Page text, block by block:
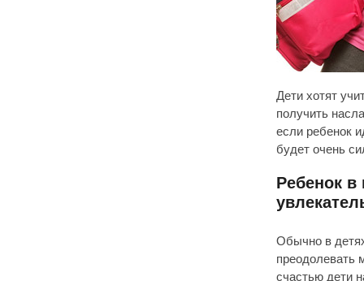
Дети хотят
получить
если ребенок
будет очень
Ребенок в
Обычно в
преодолевать
счастью дети